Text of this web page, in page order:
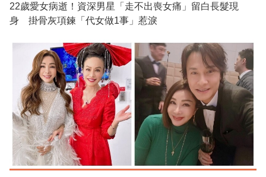
22歲愛女病逝！資深男星「走不出喪女痛」留白長髮現
身 掛骨灰項鍊「代女做1事」惹淚